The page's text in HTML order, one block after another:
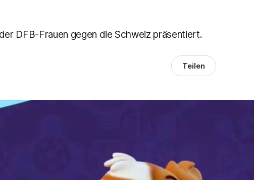
DFB-Frauen gegen die Schweiz präsentiert.
Teilen